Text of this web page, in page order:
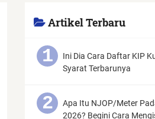
Artikel Terbaru
Ini Dia Cara Daftar KIP
Syarat Terbarunya
Apa Itu NJOP/Meter
2026? Begini Cara